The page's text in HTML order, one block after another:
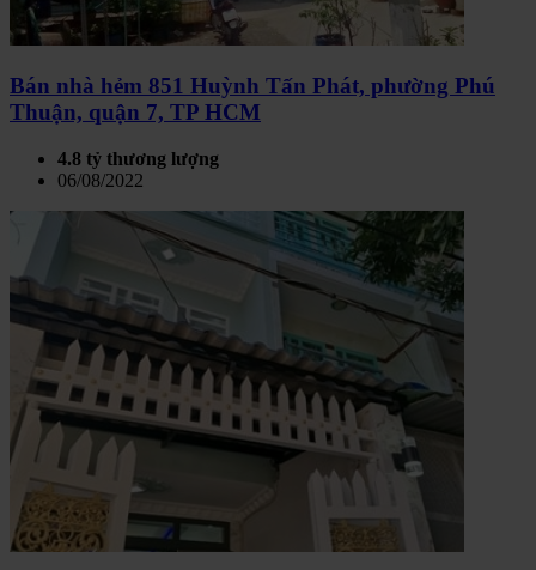
Bán nhà hẻm 851 Huỳnh Tấn Phát, phường Phú
Thuận, quận 7, TP HCM
4.8 tỷ thương lượng
06/08/2022